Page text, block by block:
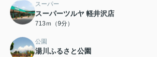
スーパー
スーパーツルヤ 軽井沢店
713ｍ（9分）
公園
湯川ふるさと公園